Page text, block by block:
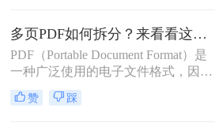
便于管理、传输或打印。那么pdf如何
分割呢？本文将详细介绍几种PDF分
割的方法，帮助您轻松完成这一任
务。
多页PDF如何拆分？来看看这三个PDF拆分方法！
PDF（Portable Document Format）是
一种广泛使用的电子文件格式，因其
跨平台、不易修改的特性而备受青
睐。然而，有时我们可能需要对一个
赞 踩